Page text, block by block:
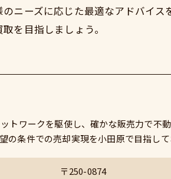
ニーズに応じた最適なアドバイ
を目指しましょう。
トワークを駆使し、確かな販売力で不
の条件での売却実現を小田原で目指して
〒250-0874